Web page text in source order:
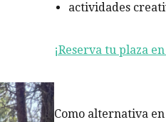
actividades
¡Reserva tu plaza
Como alternativa